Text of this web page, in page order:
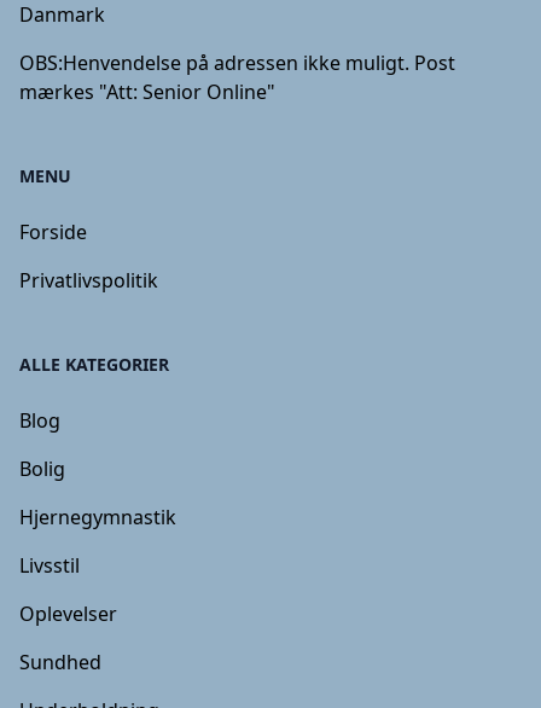
Danmark
OBS:Henvendelse på adressen ikke muligt. Post
mærkes "Att: Senior Online"
MENU
Forside
Privatlivspolitik
ALLE KATEGORIER
Blog
Bolig
Hjernegymnastik
Livsstil
Oplevelser
Sundhed